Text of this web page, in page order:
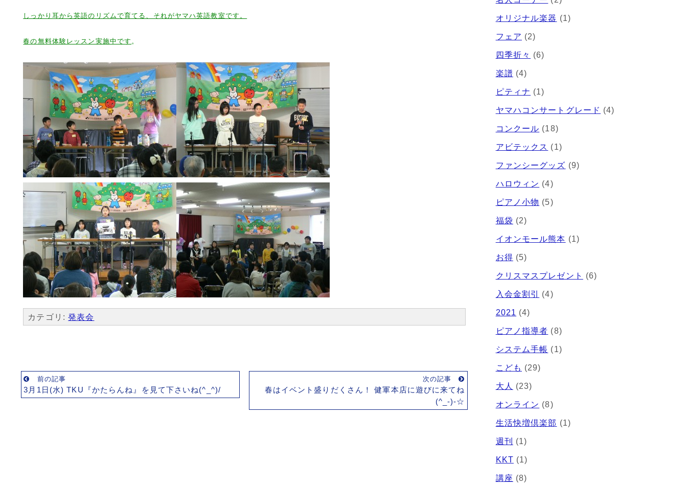
しっかり耳から英語のリズムで育てる、それがヤマハ英語教室です。
春の無料体験レッスン実施中です 。
カテゴリ:発表会
前の記事
3月1日(水) TKU『かたらんね』を見て下さいね(^_^)/
次の記事
春はイベント盛りだくさん！ 健軍本店に遊びに来てね
(^_-)-☆
オリジナル楽器 (1)
フェア (2)
四季折々 (6)
楽譜 (4)
ピティナ (1)
ヤマハコンサートグレード (4)
コンクール (18)
アビテックス (1)
ファンシーグッズ (9)
ハロウィン (4)
ピアノ小物 (5)
福袋 (2)
イオンモール熊本 (1)
お得 (5)
クリスマスプレゼント (6)
入会金割引 (4)
2021 (4)
ピアノ指導者 (8)
システム手帳 (1)
こども (29)
大人 (23)
オンライン (8)
生活快増倶楽部 (1)
週刊 (1)
KKT (1)
講座 (8)